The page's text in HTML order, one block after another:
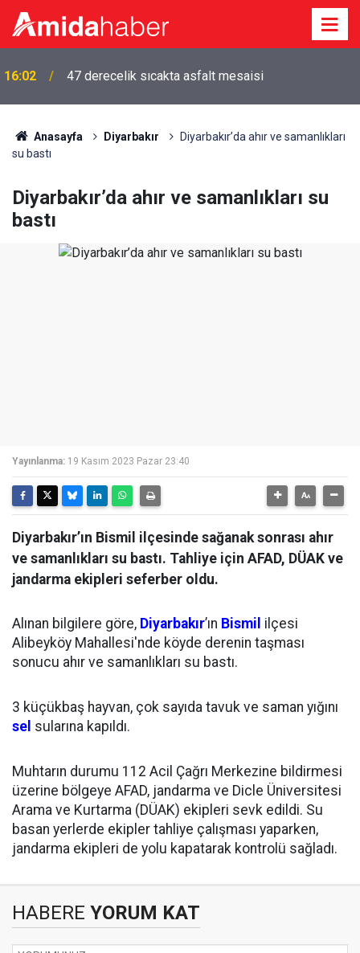
16:02 47 derecelik sıcakta asfalt mesaisi
Anasayfa Diyarbakır
Diyarbakır’da ahır ve samanlıkları
su bastı
Diyarbakır’da ahır ve samanlıkları su
bastı
Yayınlanma: 19 Kasım 2023 Pazar 23:40
Diyarbakır’ın Bismil ilçesinde sağanak sonrası ahır
ve samanlıkları su bastı. Tahliye için AFAD, DÜAK ve
jandarma ekipleri seferber oldu.
Alınan bilgilere göre, Diyarbakır’ın Bismil ilçesi
Alibeyköy Mahallesi'nde köyde derenin taşması
sonucu ahır ve samanlıkları su bastı.
3 küçükbaş hayvan, çok sayıda tavuk ve saman yığını
sel sularına kapıldı.
Muhtarın durumu 112 Acil Çağrı Merkezine bildirmesi
üzerine bölgeye AFAD, jandarma ve Dicle Üniversitesi
Arama ve Kurtarma (DÜAK) ekipleri sevk edildi. Su
basan yerlerde ekipler tahliye çalışması yaparken,
jandarma ekipleri de yolu kapatarak kontrolü sağladı.
HABERE YORUM KAT